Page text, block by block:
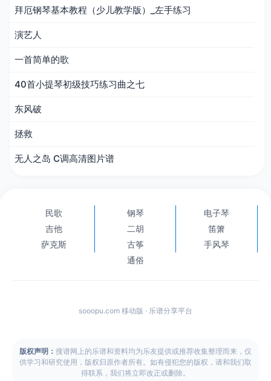
拜厄钢琴基本教程（少儿教学版）_左手练习
演艺人
一首简单的歌
40首小提琴初级技巧练习曲之七
东风破
拯救
无人之岛 C调高清图片谱
民歌 钢琴
电子琴
吉他
二胡
笛箫
萨克斯
古筝
手风琴
通俗
sooopu.com 移动版 · 乐谱分享平台
版权声明： 搜谱网上的乐谱和资料均为乐友提供或推荐收集整理而来，仅
供学习和研究使用，版权归原作者所有。如有侵犯您的版权，请和我们取
得联系，我们将立即改正或删除。